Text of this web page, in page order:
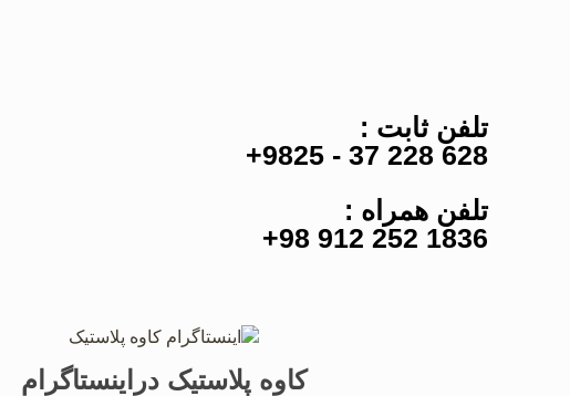
تلفن ثابت :
628 228 37 - 9825+
تلفن همراه :
1836 252 912 98+
کاوه پلاستیک دراینستاگرام